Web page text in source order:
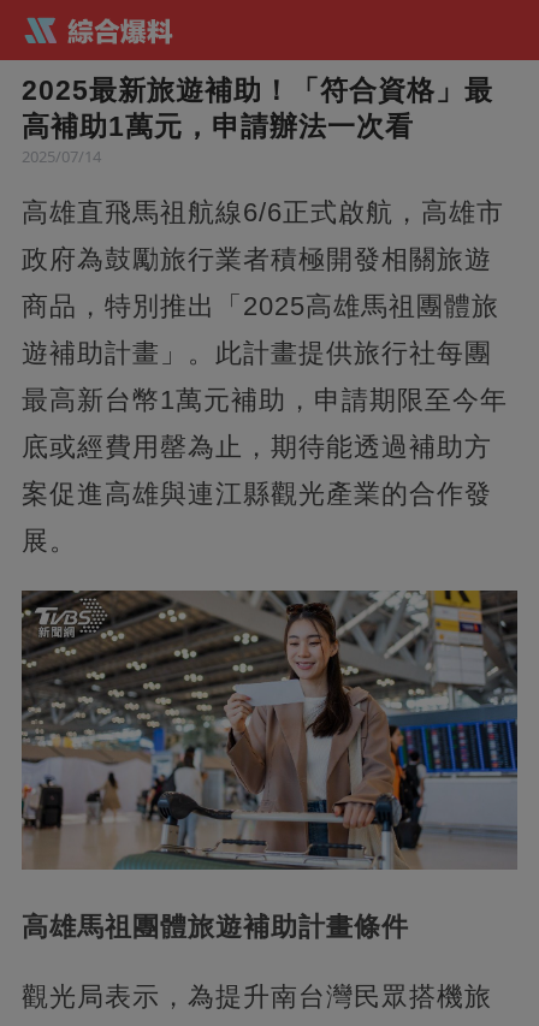
2025最新旅遊補助！「符合資格」最
高補助1萬元，申請辦法一次看
2025/07/14
高雄直飛馬祖航線6/6正式啟航，高雄市
政府為鼓勵旅行業者積極開發相關旅遊
商品，特別推出「2025高雄馬祖團體旅
遊補助計畫」。此計畫提供旅行社每團
最高新台幣1萬元補助，申請期限至今年
底或經費用罄為止，期待能透過補助方
案促進高雄與連江縣觀光產業的合作發
展。
高雄馬祖團體旅遊補助計畫條件
觀光局表示，為提升南台灣民眾搭機旅